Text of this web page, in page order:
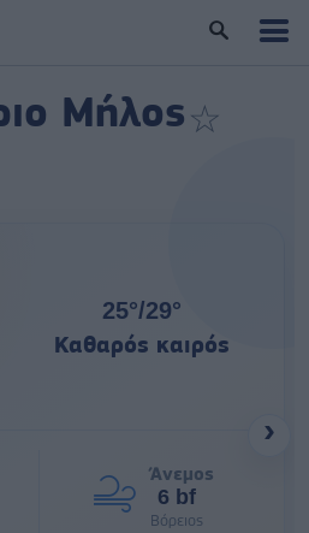
Μήλος☆Προσθήκη
›
25°/29°
Καθαρός καιρός
Άνεμος
6 bf
Βόρειος